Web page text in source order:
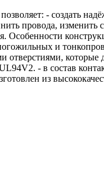
- создать
провода,
Особенности
и
- в состав
из